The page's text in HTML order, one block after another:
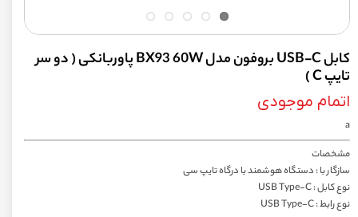
کابل USB-C بروفون مدل BX93 60W پاوربانکی ( دو سر
تایپ C )
اتمام موجودی
a
مشخصات
سازگار با : دستگاه هوشمند با درگاه تایپ سی
نوع کابل : USB Type-C
نوع رابط : USB Type-C